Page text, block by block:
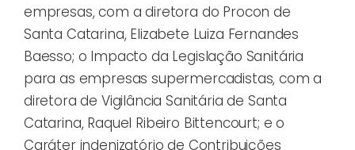
empresas, com a diretora do Procon de
Santa Catarina, Elizabete Luiza Fernandes
Baesso; o Impacto da Legislação Sanitária
para as empresas supermercadistas, com a
diretora de Vigilância Sanitária de Santa
Catarina, Raquel Ribeiro Bittencourt; e o
Caráter indenizatório de Contribuições